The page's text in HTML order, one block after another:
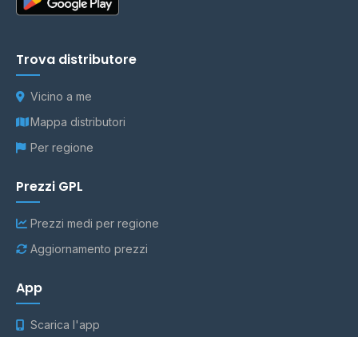
Trova distributore
Vicino a me
Mappa distributori
Per regione
Prezzi GPL
Prezzi medi per regione
Aggiornamento prezzi
App
Scarica l'app